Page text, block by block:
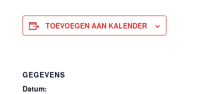
TOEVOEGEN AAN KALENDER
GEGEVENS
Datum: